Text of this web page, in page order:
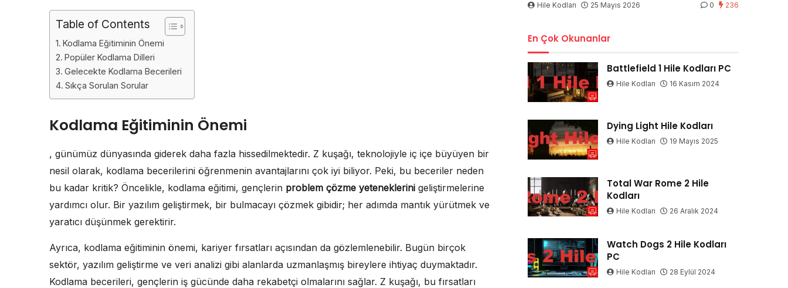
Table of Contents
Kodlama Eğitiminin Önemi
Popüler Kodlama Dilleri
Gelecekte Kodlama Becerileri
Sıkça Sorulan Sorular
Kodlama Eğitiminin Önemi
, günümüz dünyasında giderek daha fazla hissedilmektedir. Z kuşağı, teknolojiyle iç içe büyüyen bir
nesil olarak, kodlama becerilerini öğrenmenin avantajlarını çok iyi biliyor. Peki, bu beceriler neden
bu kadar kritik? Öncelikle, kodlama eğitimi, gençlerin problem çözme yeteneklerini geliştirmelerine
yardımcı olur. Bir yazılım geliştirmek, bir bulmacayı çözmek gibidir; her adımda mantık yürütmek ve
yaratıcı düşünmek gerektirir.
Ayrıca, kodlama eğitiminin önemi, kariyer fırsatları açısından da gözlemlenebilir. Bugün birçok
sektör, yazılım geliştirme ve veri analizi gibi alanlarda uzmanlaşmış bireylere ihtiyaç duymaktadır.
Kodlama becerileri, gençlerin iş gücünde daha rekabetçi olmalarını sağlar. Z kuşağı, bu fırsatları
Hile Kodları 25 Mayıs 2026 0 236
En Çok Okunanlar
Battlefield 1 Hile Kodları PC
Hile Kodları 16 Kasım 2024
Dying Light Hile Kodları
Hile Kodları 19 Mayıs 2025
Total War Rome 2 Hile
Kodları
Hile Kodları 26 Aralık 2024
Watch Dogs 2 Hile Kodları
PC
Hile Kodları 28 Eylül 2024